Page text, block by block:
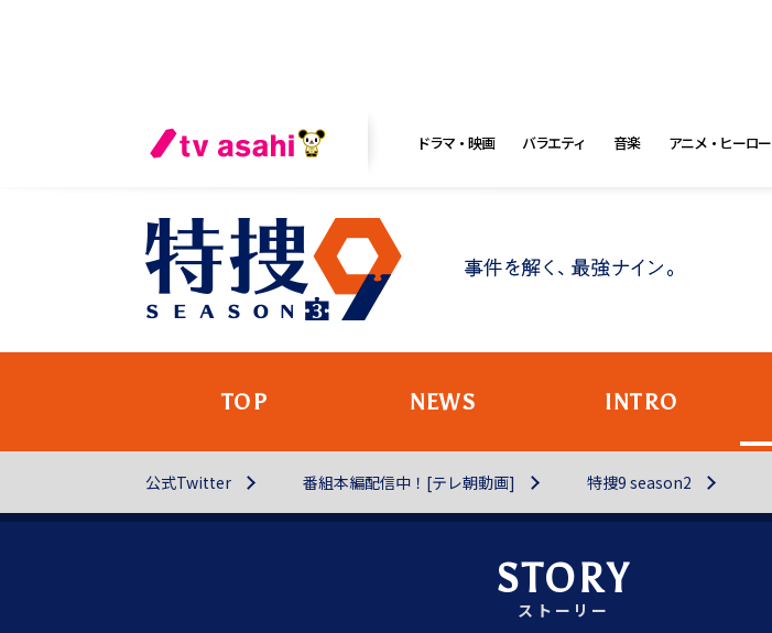
ドラマ・映画 バラエティ 音楽 アニメ・ヒーロー
TOP NEWS INTRO
公式Twitter 番組本編配信中！[テレ朝動画] 特捜9 season2
STORY
ストーリー